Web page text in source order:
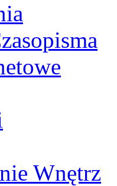
Wnętrz